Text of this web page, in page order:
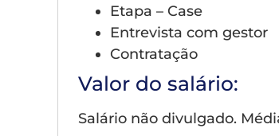
Etapa – Case
Entrevista com gestor
Contratação
Valor do salário:
Salário não divulgado.